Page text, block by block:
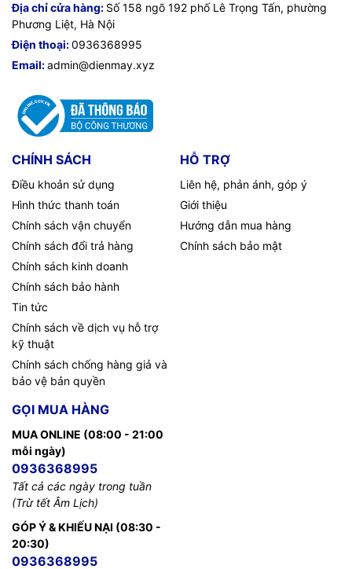
Địa chỉ cửa hàng: Số 158 ngõ 192 phố Lê Trọng Tấn, phường
Phương Liệt, Hà Nội
Điện thoại:0936368995
Email:admin@dienmay.xyz
CHÍNH SÁCH
Điều khoản sử dụng
Hình thức thanh toán
Chính sách vận chuyển
Chính sách đổi trả hàng
Chính sách kinh doanh
Chính sách bảo hành
Tin tức
Chính sách về dịch vụ hỗ trợ
kỹ thuật
Chính sách chống hàng giả và
bảo vệ bản quyền
HỖ TRỢ
Liên hệ, phản ánh, góp ý
Giới thiệu
Hướng dẫn mua hàng
Chính sách bảo mật
GỌI MUA HÀNG
MUA ONLINE (08:00 - 21:00
mỗi ngày)
0936368995
Tất cả các ngày trong tuần
(Trừ tết Âm Lịch)
GÓP Ý & KHIẾU NẠI (08:30 -
20:30)
0936368995